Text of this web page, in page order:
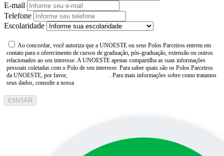
E-mail
Telefone
Escolaridade
Ao concordar, você autoriza que a UNOESTE ou seus Polos Parceiros entrem em
contato para o oferecimento de cursos de graduação, pós-graduação, extensão ou outros
relacionados ao seu interesse. A UNOESTE apenas compartilha as suas informações
pessoais coletadas com o Polo de seu interesse. Para saber quais são os Polos Parceiros
da UNOESTE, por favor,
. Para mais informações sobre como tratamos
seus dados, consulte a nossa
ENVIAR